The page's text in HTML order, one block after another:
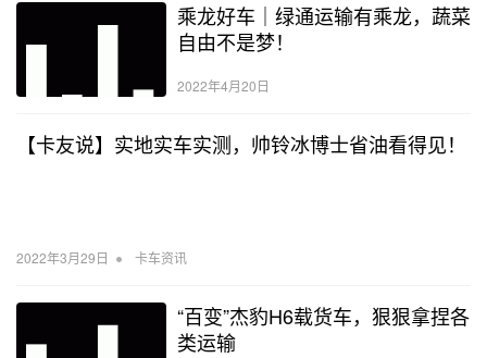
乘龙好车｜绿通运输有乘龙，蔬菜
自由不是梦！
2022年4月20日
【卡友说】实地实车实测，帅铃冰博士省油看得见！
2022年3月29日 • 卡车资讯
“百变”杰豹H6载货车，狠狠拿捏各
类运输